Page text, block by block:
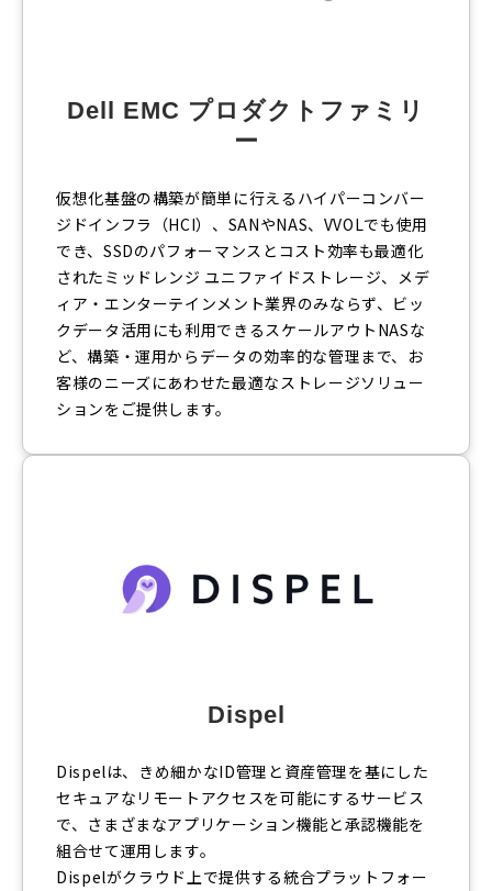
Dell EMC プロダクトファミリ
ー
仮想化基盤の構築が簡単に行えるハイパーコンバー
ジドインフラ（HCI）、SANやNAS、VVOLでも使用
でき、SSDのパフォーマンスとコスト効率も最適化
されたミッドレンジ ユニファイドストレージ、メデ
ィア・エンターテインメント業界のみならず、ビッ
クデータ活用にも利用できるスケールアウトNASな
ど、構築・運用からデータの効率的な管理まで、お
客様のニーズにあわせた最適なストレージソリュー
ションをご提供します。
Dispel
Dispelは、きめ細かなID管理と資産管理を基にした
セキュアなリモートアクセスを可能にするサービス
で、さまざまなアプリケーション機能と承認機能を
組合せて運用します。
Dispelがクラウド上で提供する統合プラットフォー